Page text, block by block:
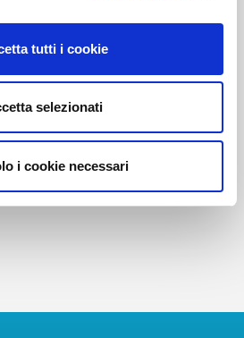
tutti i cookie
selezionati
i cookie necessari
e Ristoranti